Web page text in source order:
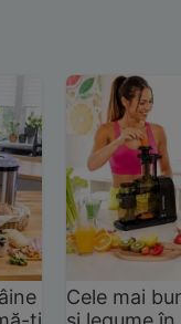
Cele mai